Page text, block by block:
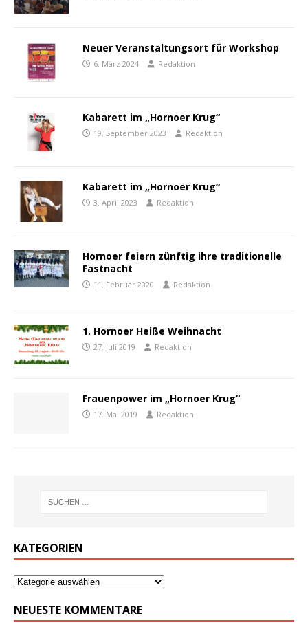
Neuer Veranstaltungsort für Workshop
6. März 2024 Redaktion
Kabarett im „Hornoer Krug“
19. September 2023 Redaktion
Kabarett im „Hornoer Krug“
3. April 2023 Redaktion
Hornoer feiern zünftig ihre traditionelle
Fastnacht
11. Februar 2020 Redaktion
1. Hornoer Heiße Weihnacht
27. Juli 2019 Redaktion
Frauenpower im „Hornoer Krug“
17. Mai 2019 Redaktion
KATEGORIEN
NEUESTE KOMMENTARE